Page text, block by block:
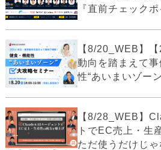
『直前チェックポ
【8/20_WEB】
動向を踏まえて
性“あいまいゾー
【8/28_WEB】
トでEC売上・生
ただ使うだけじ